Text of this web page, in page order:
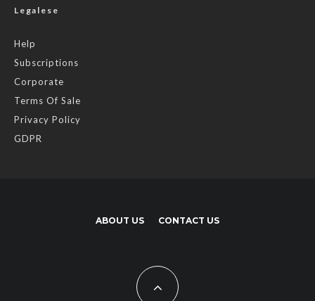
Legalese
Help
Subscriptions
Corporate
Terms Of Sale
Privacy Policy
GDPR
ABOUT US CONTACT US